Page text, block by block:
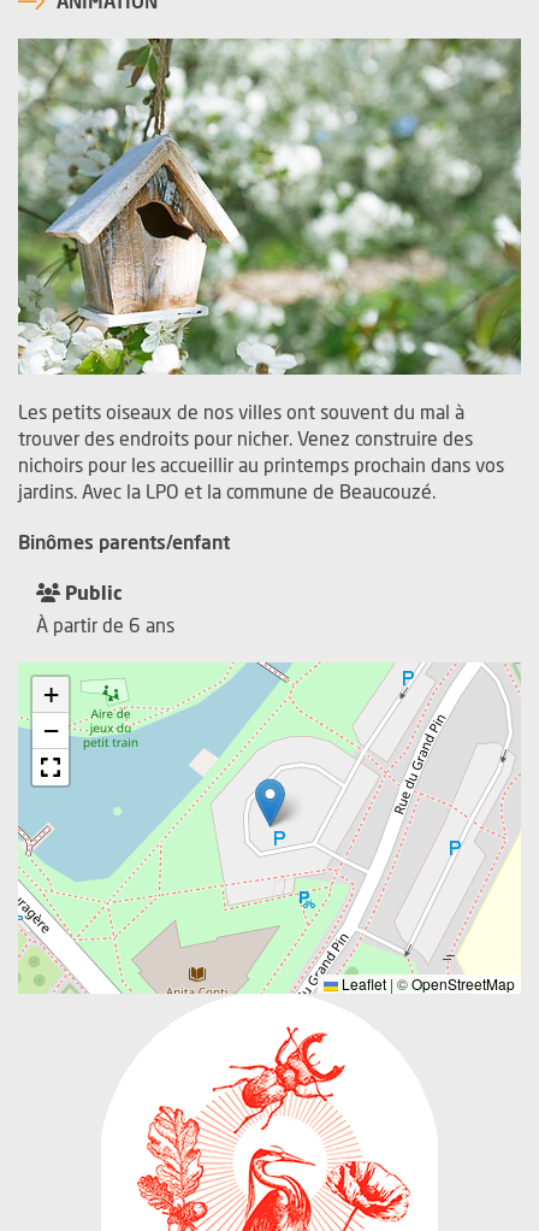
Les petits oiseaux de nos villes ont souvent du mal à
trouver des endroits pour nicher. Venez construire des
nichoirs pour les accueillir au printemps prochain dans vos
jardins. Avec la LPO et la commune de Beaucouzé.
Binômes parents/enfant
Public
À partir de 6 ans
+
−
Leaflet |©OpenStreetMap